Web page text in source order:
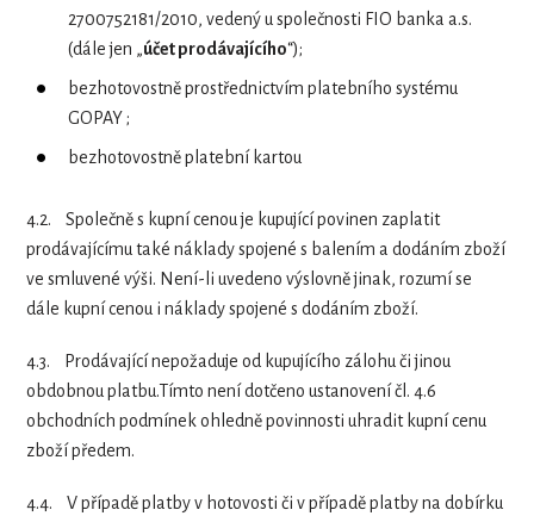
2700752181/2010, vedený u společnosti FIO banka a.s.
(dále jen „účet prodávajícího“);
bezhotovostně prostřednictvím platebního systému
GOPAY ;
bezhotovostně platební kartou
4.2.
Společně s kupní cenou je kupující povinen zaplatit
prodávajícímu také náklady spojené s balením a dodáním zboží
ve smluvené výši. Není-li uvedeno výslovně jinak, rozumí se
dále kupní cenou i náklady spojené s dodáním zboží.
4.3.
Prodávající nepožaduje od kupujícího zálohu či jinou
obdobnou platbu.Tímto není dotčeno ustanovení čl. 4.6
obchodních podmínek ohledně povinnosti uhradit kupní cenu
zboží předem.
4.4. V případě platby v hotovosti či v případě platby na dobírku